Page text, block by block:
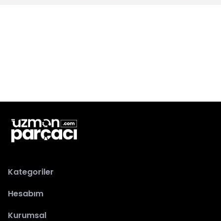
Kategoriler
Hesabım
Kurumsal